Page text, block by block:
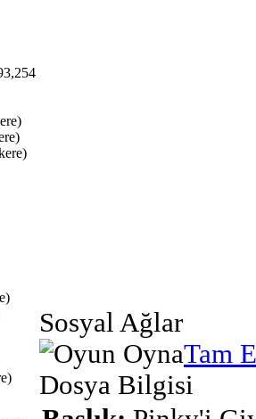
Sosyal Ağlar
Tam
Dosya Bilgisi